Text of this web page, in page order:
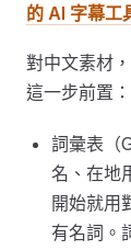
的 AI 字幕工
對中文素材
這一步前置：
詞彙表（
名、在地
開始就用
有名詞。